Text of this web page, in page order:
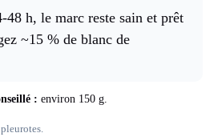
48 h, le marc reste sain et prêt
~15 % de blanc de
: environ 150 g.